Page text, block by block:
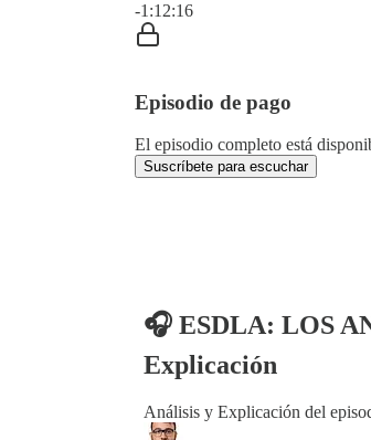
-1:12:16
Episodio de pago
El episodio completo está
Suscríbete para escuchar
🎧 ESDLA: LOS
Explicación
Análisis y Explicación del